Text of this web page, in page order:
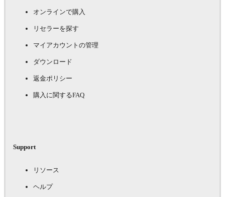
オンラインで購入
リセラーを探す
マイアカウントの管理
ダウンロード
返金ポリシー
購入に関するFAQ
Support
リソース
ヘルプ